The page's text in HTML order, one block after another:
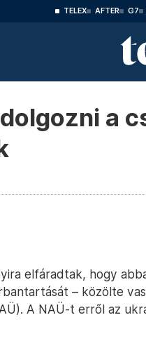
TELEX AFTER G7
a
elfáradtak, hogy
– közölte
A NAÜ-t erről az